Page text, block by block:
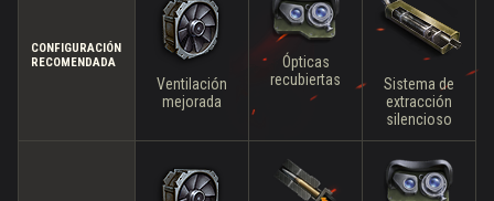
CONFIGURACIÓN
RECOMENDADA
Ventilación
mejorada
Ópticas
recubiertas
Sistema de
extracción
silencioso